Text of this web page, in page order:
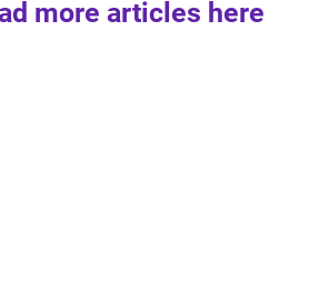
more articles here